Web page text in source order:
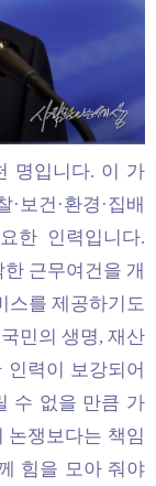
명입니다. 이 가
보건·환경·집배
한 인력입니다.
근무여건을 개
스를 제공하기도
민의 생명, 재산
력이 보강되어
수 없을 만큼 가
논쟁보다는 책임
힘을 모아 줘야